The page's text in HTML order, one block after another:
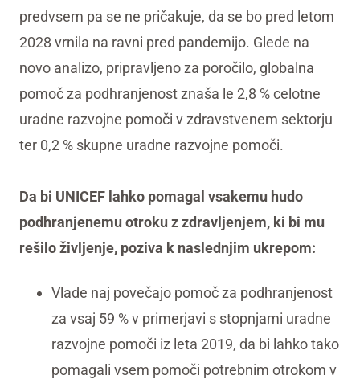
predvsem pa se ne pričakuje, da se bo pred letom
2028 vrnila na ravni pred pandemijo. Glede na
novo analizo, pripravljeno za poročilo, globalna
pomoč za podhranjenost znaša le 2,8 % celotne
uradne razvojne pomoči v zdravstvenem sektorju
ter 0,2 % skupne uradne razvojne pomoči.
Da bi UNICEF lahko pomagal vsakemu hudo
podhranjenemu otroku z zdravljenjem, ki bi mu
rešilo življenje, poziva k naslednjim ukrepom:
Vlade naj povečajo pomoč za podhranjenost
za vsaj 59 % v primerjavi s stopnjami uradne
razvojne pomoči iz leta 2019, da bi lahko tako
pomagali vsem pomoči potrebnim otrokom v